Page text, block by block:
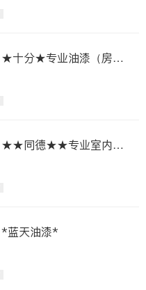
★十分★专业油漆（房屋
★★同德★★专业室内外
*蓝天油漆*